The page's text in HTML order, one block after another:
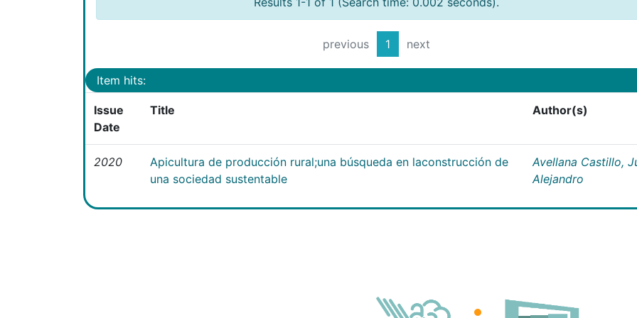
previous 1 next
Item hits:
Issue
Date
Title Author(s)
2020
Apicultura de producción rural;una búsqueda en laconstrucción de
una sociedad sustentable
Avellana Castillo,
Alejandro